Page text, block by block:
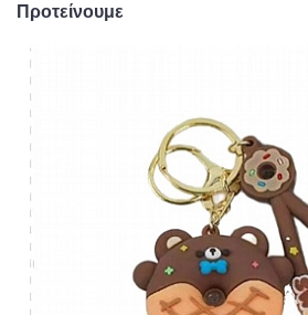
Προτείνουμε